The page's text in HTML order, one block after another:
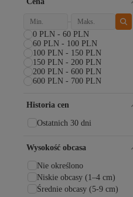
0 PLN - 60 PLN
60 PLN - 100 PLN
100 PLN - 150 PLN
150 PLN - 200 PLN
200 PLN - 600 PLN
600 PLN - 700 PLN
Historia cen
Ostatnich 30 dni
Wysokość obcasa
Nie określono
Niskie obcasy (1–4 cm)
Średnie obcasy (5-9 cm)